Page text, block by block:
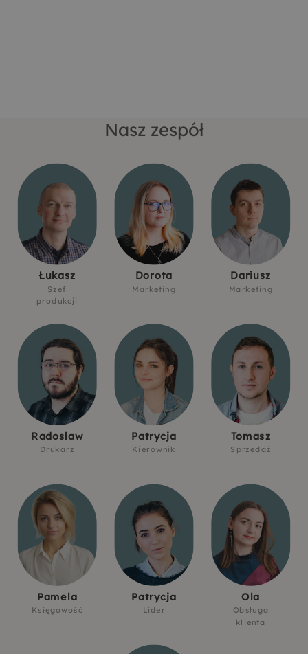
Nasz zespół
Łukasz
Szef
produkcji
Dorota
Marketing
Dariusz
Marketing
Radosław
Drukarz
Patrycja
Kierownik
Tomasz
Sprzedaż
Pamela
Księgowość
Patrycja
Lider
Ola
Obsługa
klienta